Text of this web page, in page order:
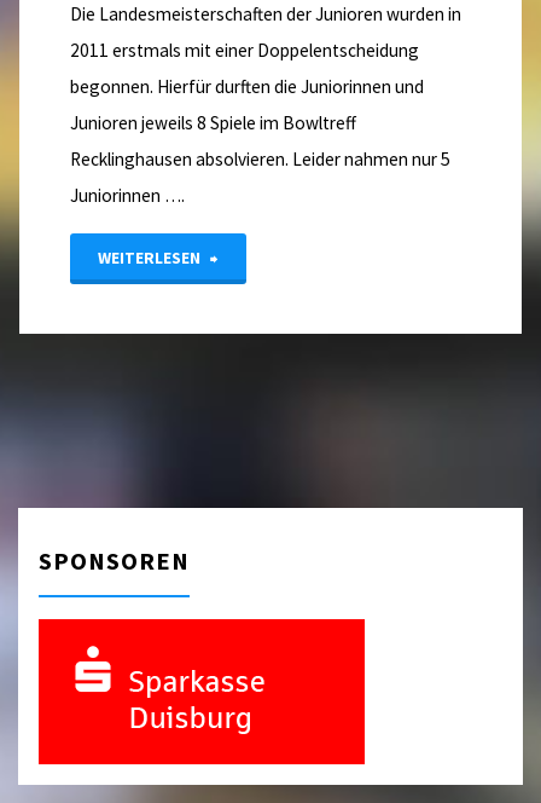
Die Landesmeisterschaften der Junioren wurden in
2011 erstmals mit einer Doppelentscheidung
begonnen. Hierfür durften die Juniorinnen und
Junioren jeweils 8 Spiele im Bowltreff
Recklinghausen absolvieren. Leider nahmen nur 5
Juniorinnen ….
WEITERLESEN "Bericht:
SPONSOREN